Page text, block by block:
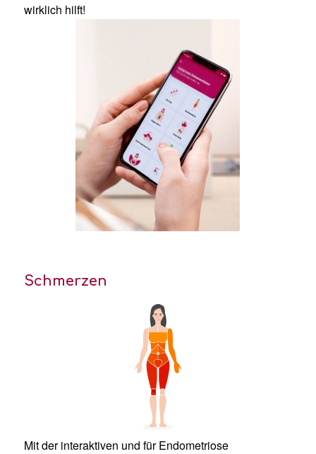
wirklich hilft!
Schmerzen
Mit der interaktiven und für Endometriose